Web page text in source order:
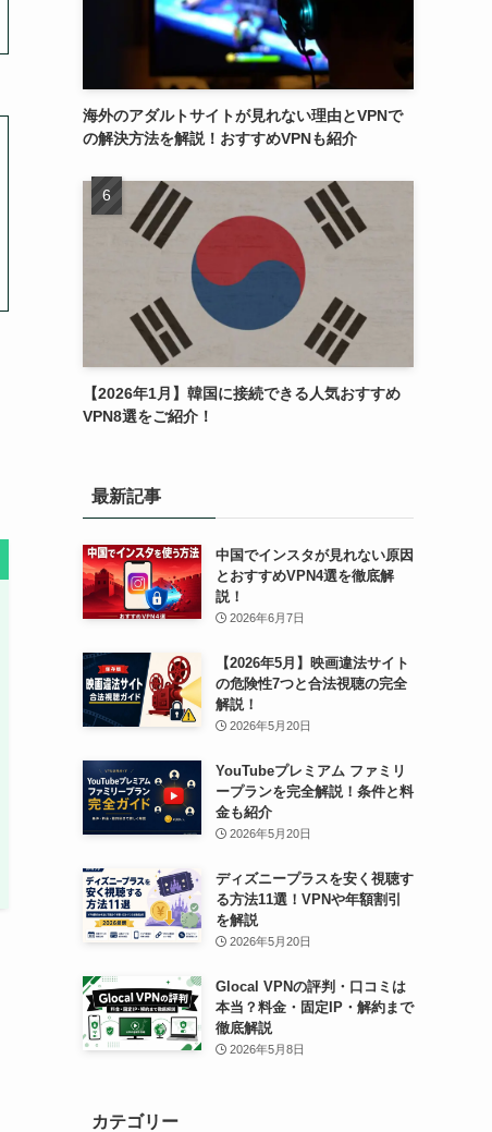
海外のアダルトサイトが見れない理由とVPNで
の解決方法を解説！おすすめVPNも紹介
【2026年1月】韓国に接続できる人気おすすめ
VPN8選をご紹介！
最新記事
中国でインスタが見れない原因
とおすすめVPN4選を徹底解
説！
2026年6月7日
【2026年5月】映画違法サイト
の危険性7つと合法視聴の完全
解説！
2026年5月20日
YouTubeプレミアム ファミリ
ープランを完全解説！条件と料
金も紹介
2026年5月20日
ディズニープラスを安く視聴す
る方法11選！VPNや年額割引
を解説
2026年5月20日
Glocal VPNの評判・口コミは
本当？料金・固定IP・解約まで
徹底解説
2026年5月8日
カテゴリー